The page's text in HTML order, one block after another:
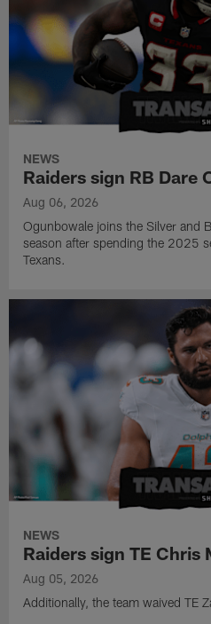
NEWS
Raiders sign RB Dare
Aug 06, 2026
Ogunbowale joins the Silver and
season after spending the 2025
Texans.
NEWS
Raiders sign TE Chris
Aug 05, 2026
Additionally, the team waived TE